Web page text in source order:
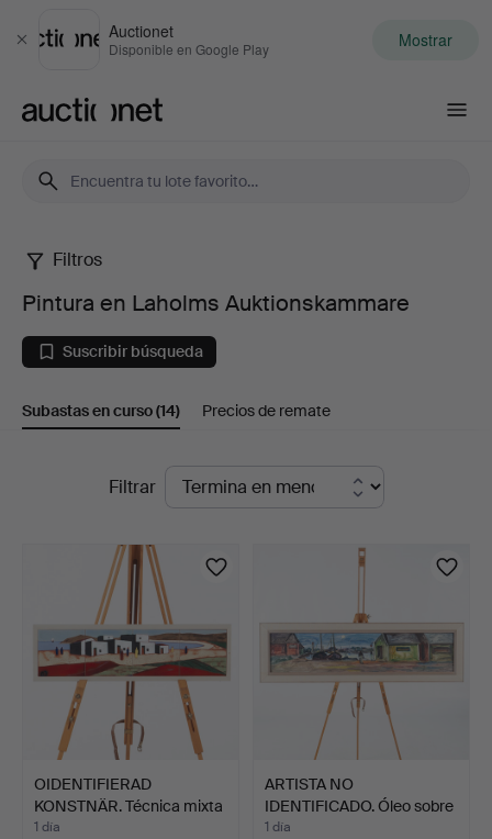
Cerrar
Auctionet
Disponible en Google Play Mostrar
Pintura
en
Laholms
Auktionskammare
Filtros
Pintura en Laholms Auktionskammare
Suscribir búsqueda
Subastas en curso(14) Precios de remate
SubastasFiltrar
OIDENTIFIERAD
KONSTNÄR. Técnica mixta
sobr…
1 día
ARTISTA NO
IDENTIFICADO. Óleo sobre
lienzo…
1 día